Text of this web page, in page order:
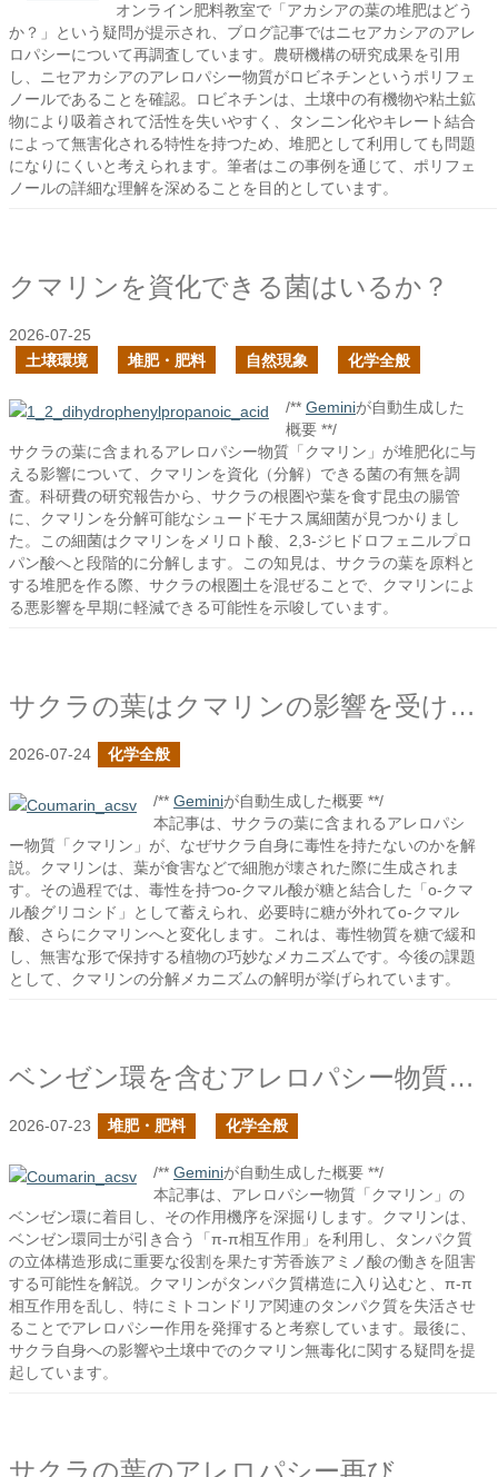
オンライン肥料教室で「アカシアの葉の堆肥はどう
か？」という疑問が提示され、ブログ記事ではニセアカシアのアレ
ロパシーについて再調査しています。農研機構の研究成果を引用
し、ニセアカシアのアレロパシー物質がロビネチンというポリフェ
ノールであることを確認。ロビネチンは、土壌中の有機物や粘土鉱
物により吸着されて活性を失いやすく、タンニン化やキレート結合
によって無害化される特性を持つため、堆肥として利用しても問題
になりにくいと考えられます。筆者はこの事例を通じて、ポリフェ
ノールの詳細な理解を深めることを目的としています。
クマリンを資化できる菌はいるか？
2026-07-25
土壌環境
堆肥・肥料 自然現象 化学全般
/** Geminiが自動生成した
概要 **/
サクラの葉に含まれるアレロパシー物質「クマリン」が堆肥化に与
える影響について、クマリンを資化（分解）できる菌の有無を調
査。科研費の研究報告から、サクラの根圏や葉を食す昆虫の腸管
に、クマリンを分解可能なシュードモナス属細菌が見つかりまし
た。この細菌はクマリンをメリロト酸、2,3-ジヒドロフェニルプロ
パン酸へと段階的に分解します。この知見は、サクラの葉を原料と
する堆肥を作る際、サクラの根圏土を混ぜることで、クマリンによ
る悪影響を早期に軽減できる可能性を示唆しています。
サクラの葉はクマリンの影響を受けないのか？
2026-07-24 化学全般
/** Geminiが自動生成した概要 **/
本記事は、サクラの葉に含まれるアレロパシ
ー物質「クマリン」が、なぜサクラ自身に毒性を持たないのかを解
説。クマリンは、葉が食害などで細胞が壊された際に生成されま
す。その過程では、毒性を持つo-クマル酸が糖と結合した「o-クマ
ル酸グリコシド」として蓄えられ、必要時に糖が外れてo-クマル
酸、さらにクマリンへと変化します。これは、毒性物質を糖で緩和
し、無害な形で保持する植物の巧妙なメカニズムです。今後の課題
として、クマリンの分解メカニズムの解明が挙げられています。
ベンゼン環を含むアレロパシー物質の作用について
2026-07-23 堆肥・肥料 化学全般
/** Geminiが自動生成した概要 **/
本記事は、アレロパシー物質「クマリン」の
ベンゼン環に着目し、その作用機序を深掘りします。クマリンは、
ベンゼン環同士が引き合う「π-π相互作用」を利用し、タンパク質
の立体構造形成に重要な役割を果たす芳香族アミノ酸の働きを阻害
する可能性を解説。クマリンがタンパク質構造に入り込むと、π-π
相互作用を乱し、特にミトコンドリア関連のタンパク質を失活させ
ることでアレロパシー作用を発揮すると考察しています。最後に、
サクラ自身への影響や土壌中でのクマリン無毒化に関する疑問を提
起しています。
サクラの葉のアレロパシー再び